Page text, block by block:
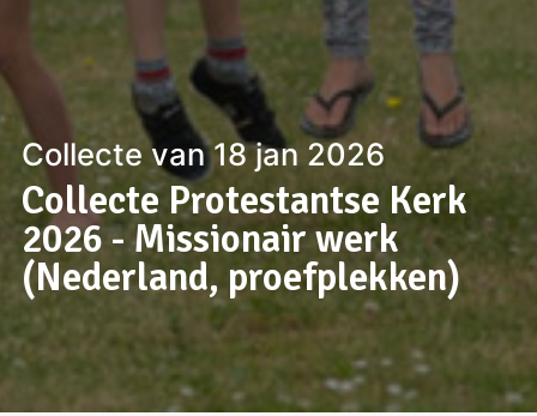
Collecte van 18 jan 2026
Collecte Protestantse Kerk
2026 - Missionair werk
(Nederland, proefplekken)